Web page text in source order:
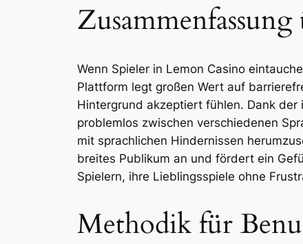
Wenn Spieler in Lemon Casino
Plattform legt großen Wert auf
Hintergrund akzeptiert fühlen. Dank
problemlos zwischen verschiedenen
mit sprachlichen Hindernissen
breites Publikum an und fördert ein
Spielern, ihre Lieblingsspiele ohne
Methodik für